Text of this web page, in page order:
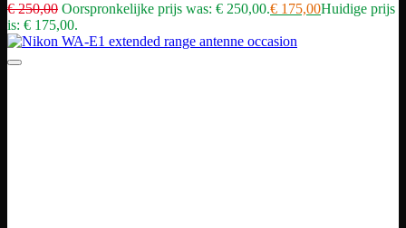
€250,00 Oorspronkelijke prijs was: € 250,00.€ 175,00Huidige prijs
is: € 175,00.